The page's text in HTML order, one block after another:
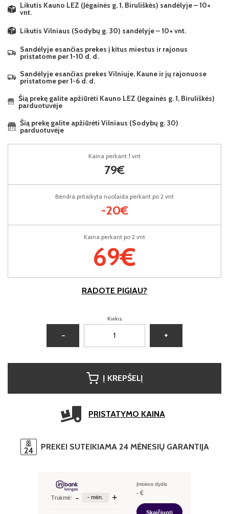
Likutis Kauno LEZ (Jėgainės g. 1, Biruliškės) sandėlyje – 10+
vnt.
Likutis Vilniaus (Sodybų g. 30) sandėlyje – 10+ vnt.
Sandėlyje esančias prekes į kitus miestus ir rajonus
pristatome per 1-10 d. d.
Sandėlyje esančias prekes Vilniuje, Kaune ir jų rajonuose
pristatome per 1-6 d. d.
Šią prekę galite apžiūrėti Kauno LEZ (Jėgainės g. 1, Biruliškės)
parduotuvėje
Šią prekę galite apžiūrėti Vilniaus (Sodybų g. 30)
parduotuvėje
Kaina perkant po 2 vnt
69€
Kaina perkant 1 vnt
79€
Bendra pritaikyta nuolaida perkant po 2 vnt
-20€
RADOTE PIGIAU?
Kiekis:
− +
Į KREPŠELĮ
PRISTATYMO KAINA
PREKEI SUTEIKIAMA 24 MĖNESIŲ GARANTIJA